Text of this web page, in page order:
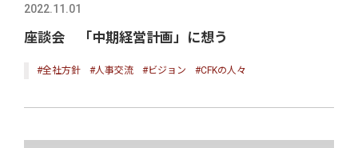
2022.11.01
座談会 「中期経営計画」に想う
#全社方針 #人事交流 #ビジョン #CFKの人々